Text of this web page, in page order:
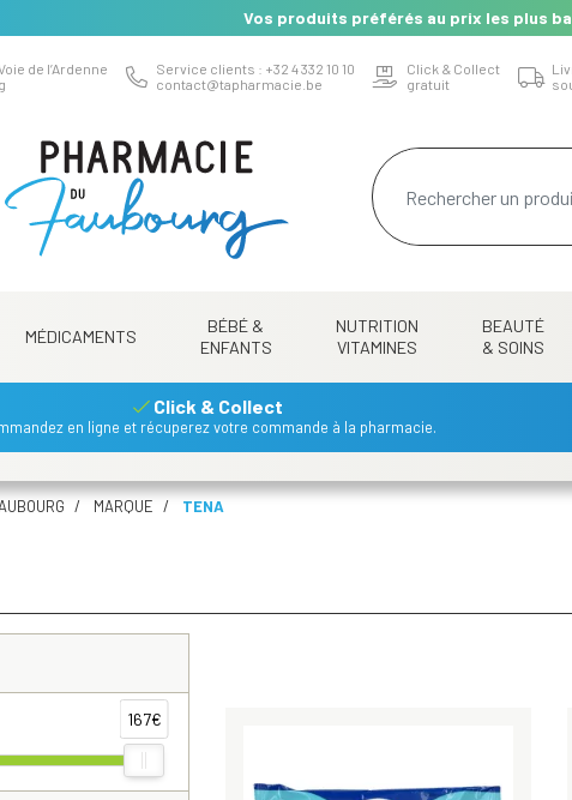
Vos produits préférés au prix les plus
de l’Ardenne
Service clients : +32 4 332 10 10
contact@tapharmacie.be
Click & Collect
gratuit
MÉDICAMENTS
BÉBÉ &
ENFANTS
NUTRITION
VITAMINES
BEAUTÉ
& SOINS
Click & Collect
en ligne et récuperez votre commande à la pharmacie.
MARQUE TENA
167€